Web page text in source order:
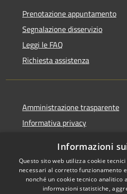
Prenotazione appuntamento
Segnalazione disservizio
Leggi le FAQ
Richiesta assistenza
Amministrazione trasparente
Informativa privacy
Dichiarazione di accessibilità
Informazioni
Questo sito web utilizza cookie
necessari al corretto funzionamento
nonché un cookie tecnico analitico
informazioni statistiche,